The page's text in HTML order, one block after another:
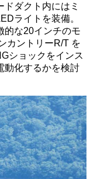
ダクト内にはミ
ライトを装備。
的な20インチのモ
カントリーR/T を
ショックをインス
動化するかを検討